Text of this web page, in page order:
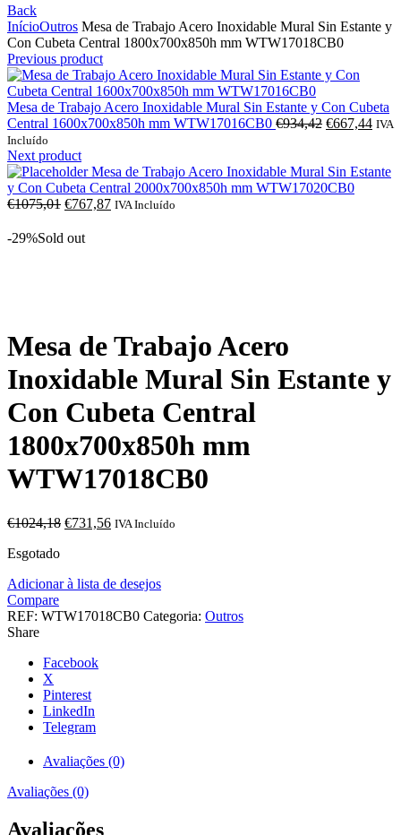
Back
InícioOutros Mesa de Trabajo Acero Inoxidable Mural Sin Estante y
Con Cubeta Central 1800x700x850h mm WTW17018CB0
Previous product
Mesa de Trabajo Acero Inoxidable Mural Sin Estante y Con Cubeta
Central 1600x700x850h mm WTW17016CB0 €934,42 O
era:
€934,42.
€667,44O
é:
IVA
Incluído
Next product
Mesa de Trabajo Acero Inoxidable Mural Sin Estante
y Con Cubeta Central 2000x700x850h mm WTW17020CB0
€1075,01 O
original
€767,87OIVA Incluído
-29%Sold out
Mesa de Trabajo Acero
Inoxidable Mural Sin Estante y
Con Cubeta Central
1800x700x850h mm
WTW17018CB0
€1024,18 O
€1024,18.
€731,56O
€731,56.
IVA Incluído
Esgotado
Adicionar à lista de desejos
Compare
REF: WTW17018CB0 Categoria: Outros
Share
Facebook
X
Pinterest
LinkedIn
Telegram
Avaliações (0)
Avaliações (0)
Avaliações